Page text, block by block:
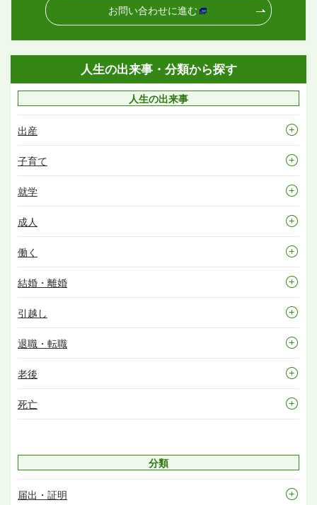
お問い合わせに進む
人生の出来事・分類から探す
人生の出来事
出産
子育て
就学
成人
働く
結婚・離婚
引越し
退職・転職
老後
死亡
分類
届出・証明